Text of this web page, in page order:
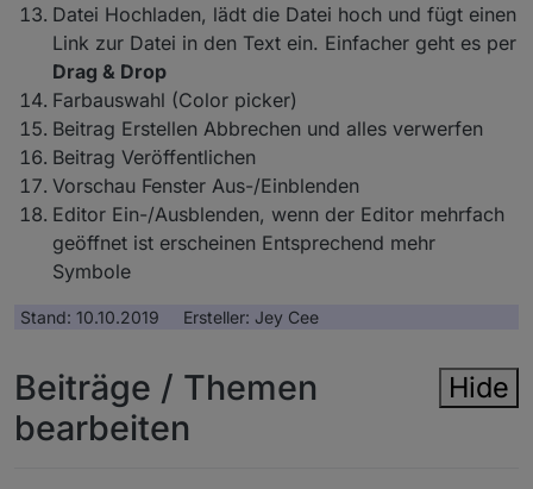
Datei Hochladen, lädt die Datei hoch und fügt einen
Link zur Datei in den Text ein. Einfacher geht es per
Drag & Drop
Farbauswahl (Color picker)
Beitrag Erstellen Abbrechen und alles verwerfen
Beitrag Veröffentlichen
Vorschau Fenster Aus-/Einblenden
Editor Ein-/Ausblenden, wenn der Editor mehrfach
geöffnet ist erscheinen Entsprechend mehr
Symbole
Stand: 10.10.2019 Ersteller: Jey Cee
Hide
Beiträge / Themen
bearbeiten